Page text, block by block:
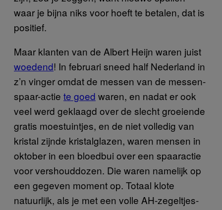
waar je bijna niks voor hoeft te betalen, dat is
positief.
Maar klanten van de Albert Heijn waren juist
woedend! In februari sneed half Nederland in
z’n vinger omdat de messen van de messen-
spaar-actie te goed waren, en nadat er ook
veel werd geklaagd over de slecht groeiende
gratis moestuintjes, en de niet volledig van
kristal zijnde kristalglazen, waren mensen in
oktober in een bloedbui over een spaaractie
voor vershouddozen. Die waren namelijk op
een gegeven moment op. Totaal klote
natuurlijk, als je met een volle AH-zegeltjes-